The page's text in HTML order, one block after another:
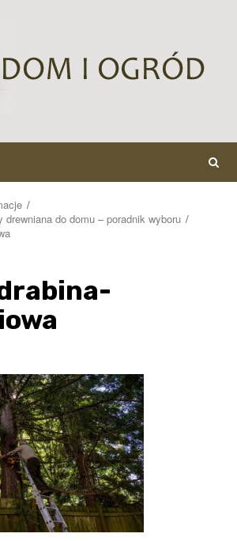
drewniana do domu – poradnik wyboru